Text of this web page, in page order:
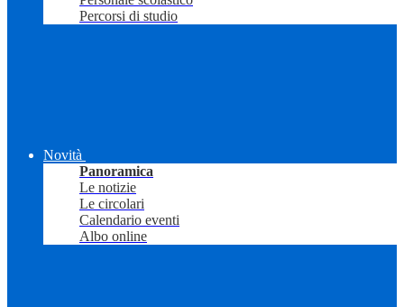
Percorsi di studio
Novità
Panoramica
Le notizie
Le circolari
Calendario eventi
Albo online